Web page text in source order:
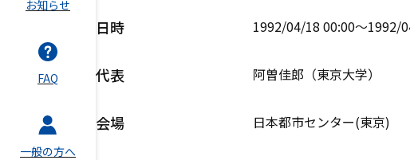
お知らせ
FAQ
一般の方へ
日時 1992/04/18 00:00〜1992/
代表 阿曽佳郎（東京大学）
会場 日本都市センター(東京)